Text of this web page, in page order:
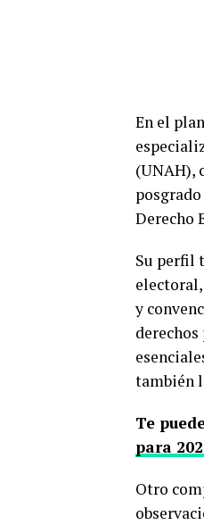
En el
(UNAH),
Derecho
Su perfil
y
también
Te
para
Otro